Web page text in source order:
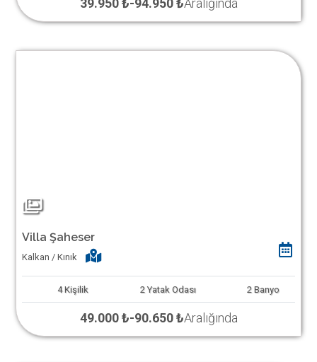
39.950 ₺-94.950 ₺Aralığında
Villa Şaheser
Kalkan / Kınık
4 Kişilik 2 Yatak Odası 2 Banyo
49.000 ₺-90.650 ₺Aralığında